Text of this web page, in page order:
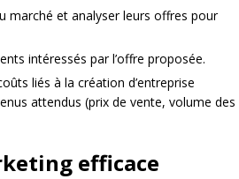
marché et analyser leurs offres pour
intéressés par l’offre proposée.
liés à la création d’entreprise
attendus (prix de vente, volume des
efficace